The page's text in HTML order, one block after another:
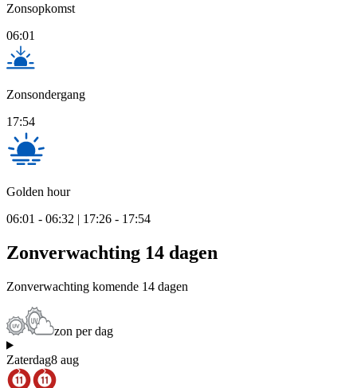
Zonsopkomst
06:01
Zonsondergang
17:54
Golden hour
06:01 - 06:32 | 17:26 - 17:54
Zonverwachting 14 dagen
Zonverwachting komende 14 dagen
zon per dag
Zaterdag8 aug